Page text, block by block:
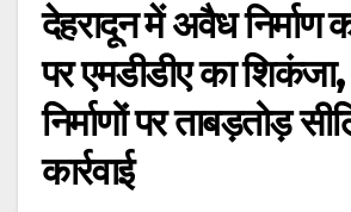
देहरादून में अवैध निर्माण
पर एमडीडीए का
निर्माणों पर ताबड़तोड़
कार्रवाई